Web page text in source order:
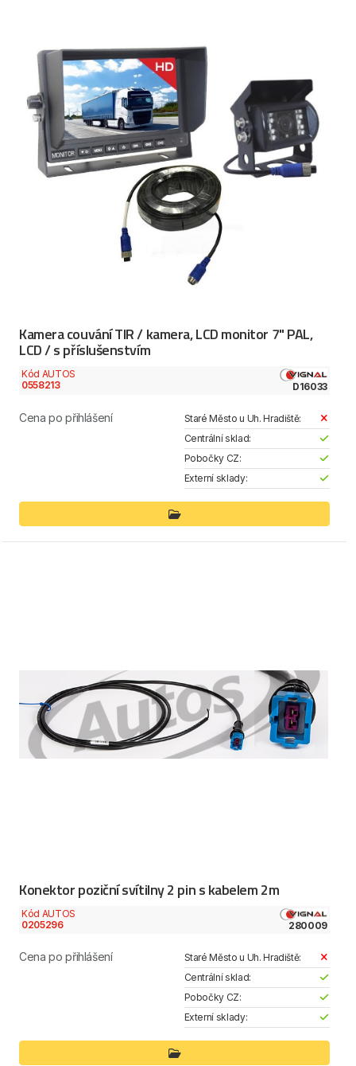
Kamera couvání TIR / kamera, LCD monitor 7" PAL,
LCD / s příslušenstvím
Kód AUTOS
0558213
D16033
Cena po přihlášení
Staré Město u Uh. Hradiště:
Centrální sklad:
Pobočky CZ:
Externí sklady:
Konektor poziční svítilny 2 pin s kabelem 2m
Kód AUTOS
0205296
280009
Cena po přihlášení
Staré Město u Uh. Hradiště:
Centrální sklad:
Pobočky CZ:
Externí sklady: